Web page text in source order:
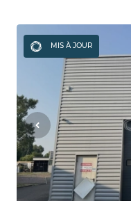
MIS À JOUR